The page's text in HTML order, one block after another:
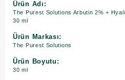
Ürün Adı:
The Purest Solutions Arbutin 2% +
30 ml
Ürün Markası:
The Purest Solutions
Ürün Boyutu:
30 ml